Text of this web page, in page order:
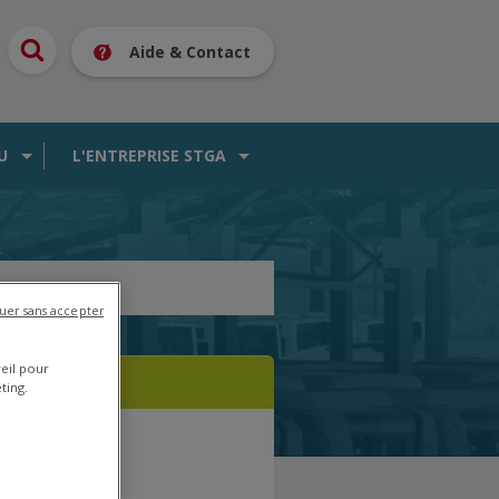
Aide & Contact
L'ENTREPRISE STGA
pour
sans accepter